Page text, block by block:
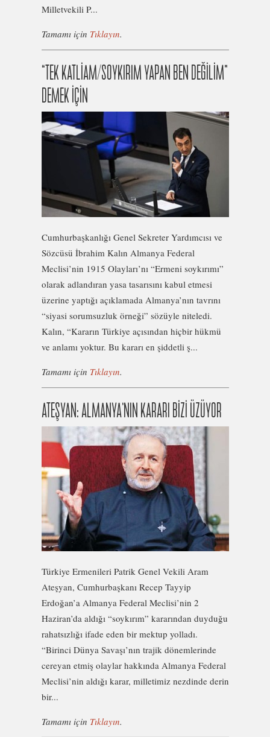
Milletvekili P...
Tamamı için Tıklayın.
“TEK KATLİAM/SOYKIRIM YAPAN BEN DEĞİLİM”
DEMEK İÇİN
Cumhurbaşkanlığı Genel Sekreter Yardımcısı ve
Sözcüsü İbrahim Kalın Almanya Federal
Meclisi’nin 1915 Olayları’nı “Ermeni soykırımı”
olarak adlandıran yasa tasarısını kabul etmesi
üzerine yaptığı açıklamada Almanya’nın tavrını
“siyasi sorumsuzluk örneği” sözüyle niteledi.
Kalın, “Kararın Türkiye açısından hiçbir hükmü
ve anlamı yoktur. Bu kararı en şiddetli ş...
Tamamı için Tıklayın.
ATEŞYAN: ALMANYA’NIN KARARI BİZİ ÜZÜYOR
Türkiye Ermenileri Patrik Genel Vekili Aram
Ateşyan, Cumhurbaşkanı Recep Tayyip
Erdoğan’a Almanya Federal Meclisi’nin 2
Haziran’da aldığı “soykırım” kararından duyduğu
rahatsızlığı ifade eden bir mektup yolladı.
“Birinci Dünya Savaşı’nın trajik dönemlerinde
cereyan etmiş olaylar hakkında Almanya Federal
Meclisi’nin aldığı karar, milletimiz nezdinde derin
bir...
Tamamı için Tıklayın.